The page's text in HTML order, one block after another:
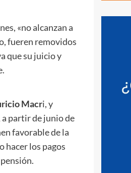
«no alcanzan a
fueren removidos
que su juicio y
Macri, y
a partir de junio de
favorable de la
hacer los pagos